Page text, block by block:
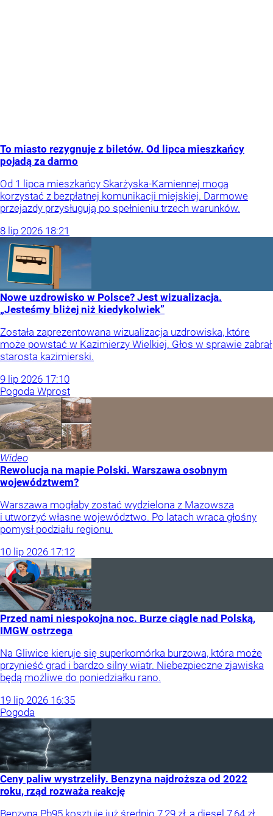
To miasto rezygnuje z biletów. Od lipca mieszkańcy
pojadą za darmo
Od 1 lipca mieszkańcy Skarżyska-Kamiennej mogą
korzystać z bezpłatnej komunikacji miejskiej. Darmowe
przejazdy przysługują po spełnieniu trzech warunków.
8 lip 2026 18:21
Nowe uzdrowisko w Polsce? Jest wizualizacja.
„Jesteśmy bliżej niż kiedykolwiek”
Została zaprezentowana wizualizacja uzdrowiska, które
może powstać w Kazimierzy Wielkiej. Głos w sprawie zabrał
starosta kazimierski.
9 lip 2026 17:10
Pogoda Wprost
Wideo
Rewolucja na mapie Polski. Warszawa osobnym
województwem?
Warszawa mogłaby zostać wydzielona z Mazowsza
i utworzyć własne województwo. Po latach wraca głośny
pomysł podziału regionu.
10 lip 2026 17:12
Przed nami niespokojna noc. Burze ciągle nad Polską,
IMGW ostrzega
Na Gliwice kieruje się superkomórka burzowa, która może
przynieść grad i bardzo silny wiatr. Niebezpieczne zjawiska
będą możliwe do poniedziałku rano.
19 lip 2026 16:35
Pogoda
Ceny paliw wystrzeliły. Benzyna najdroższa od 2022
roku, rząd rozważa reakcję